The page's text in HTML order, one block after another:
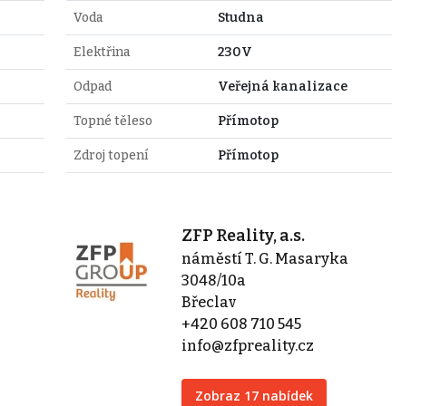
Voda Studna
Elektřina 230V
Odpad Veřejná kanalizace
Topné těleso Přímotop
Zdroj topení Přímotop
ZFP Reality, a.s.
náměstí T. G. Masaryka
3048/10a
Břeclav
+420 608 710 545
info@zfpreality.cz
Zobraz 17 nabídek